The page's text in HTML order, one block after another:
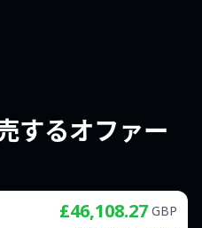
するオファー
£46,108.27 GBP